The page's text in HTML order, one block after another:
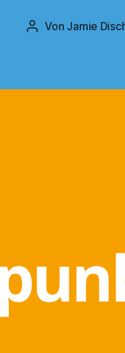
Beitragsautor
Von Jamie